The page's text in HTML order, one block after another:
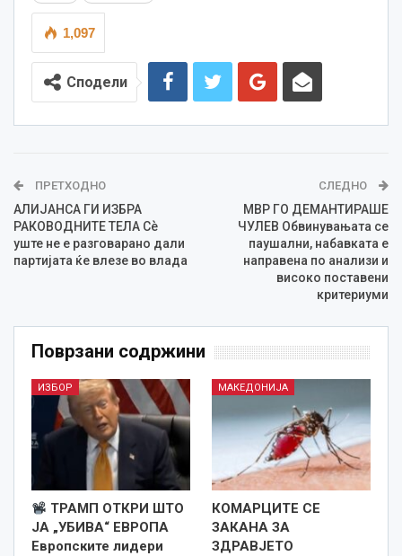
1,097
Сподели
ПРЕТХОДНО
АЛИЈАНСА ГИ ИЗБРА
РАКОВОДНИТЕ ТЕЛА Сѐ
уште не е разговарано дали
партијата ќе влезе во влада
СЛЕДНО
МВР ГО ДЕМАНТИРАШЕ
ЧУЛЕВ Обвинувањата се
паушални, набавката е
направена по анализи и
високо поставени
критериуми
Поврзани содржини
ИЗБОР
ТРАМП ОТКРИ ШТО
ЈА „УБИВА“ ЕВРОПА
Европските лидери
МАКЕДОНИЈА
КОМАРЦИТЕ СЕ
ЗАКАНА ЗА
ЗДРАВЈЕТО